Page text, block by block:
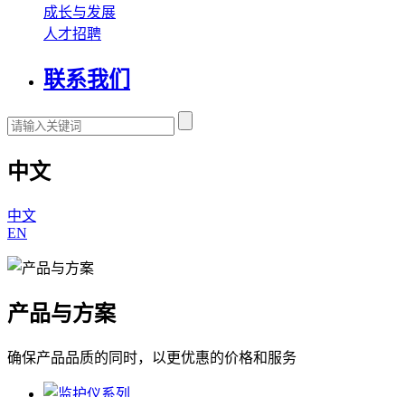
成长与发展
人才招聘
联系我们
中文
中文
EN
产品与方案
确保产品品质的同时，以更优惠的价格和服务